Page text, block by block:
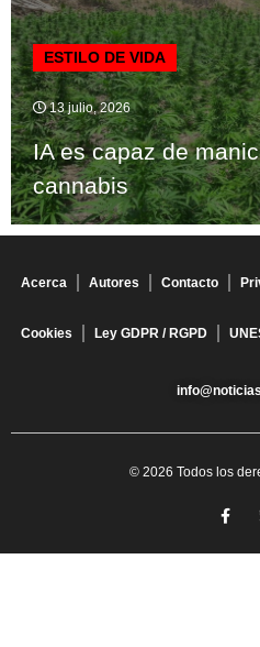
ESTILO DE VIDA
13 julio, 2026
IA es capaz de
cannabis
Acerca Autores Contacto
Cookies Ley GDPR / RGPD
© 2026 Todos los